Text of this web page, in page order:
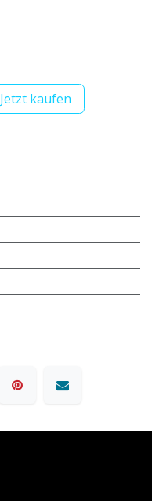
Jetzt kaufen